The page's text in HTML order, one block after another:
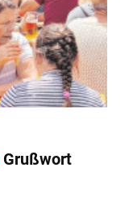
Grußwort